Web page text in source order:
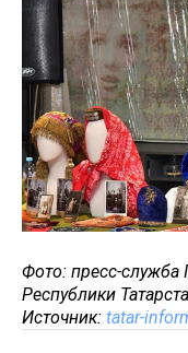
Фото: пресс-служба
Республики
Источник: tatar-